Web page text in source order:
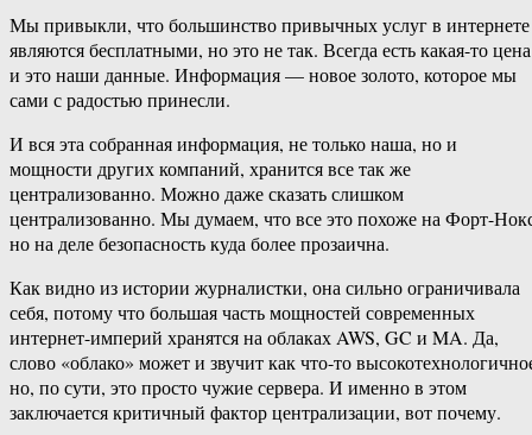
Мы привыкли, что большинство привычных услуг в интернете
являются бесплатными, но это не так. Всегда есть какая-то цена
и это наши данные. Информация — новое золото, которое мы
сами с радостью принесли.
И вся эта собранная информация, не только наша, но и
мощности других компаний, хранится все так же
централизованно. Можно даже сказать слишком
централизованно. Мы думаем, что все это похоже на Форт-
но на деле безопасность куда более прозаична.
Как видно из истории журналистки, она сильно ограничивала
себя, потому что большая часть мощностей современных
интернет-империй хранятся на облаках AWS, GC и MA. Да,
слово «облако» может и звучит как что-то
но, по сути, это просто чужие сервера. И именно в этом
заключается критичный фактор централизации, вот почему.